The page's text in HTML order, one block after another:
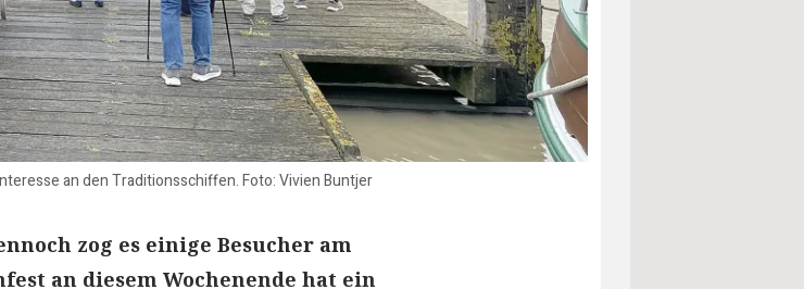
an den Traditionsschiffen. Foto: Vivien Buntjer
zog es einige Besucher am
an diesem Wochenende hat ein